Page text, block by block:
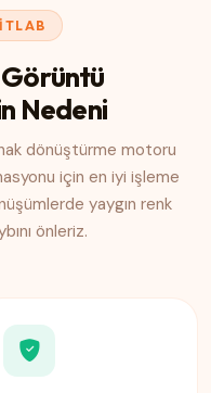
Nedeni
dönüştürme motoru
için en iyi işleme
yaygın renk
önleriz.